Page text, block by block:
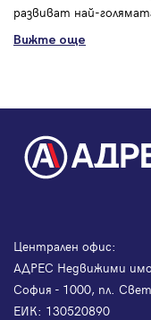
развиват най-
Вижте още
Централен офис:
АДРЕС Недвижими
София - 1000, пл.
ЕИК: 130520890